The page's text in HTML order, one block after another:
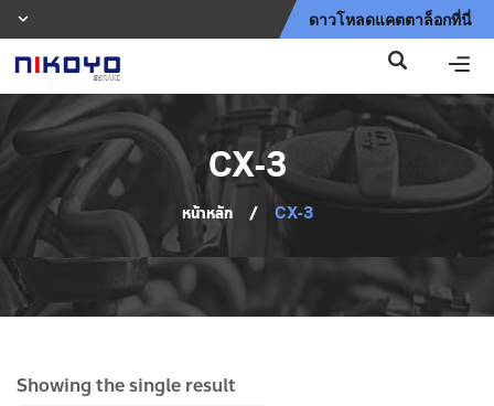
ดาวโหลดแคตตาล็อกที่นี่
CX-3
หน้าหลัก / CX-3
Showing the single result